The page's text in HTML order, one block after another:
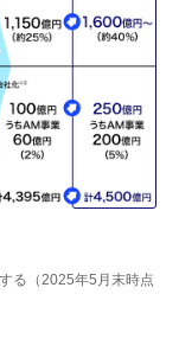
る（2025年5月末時点